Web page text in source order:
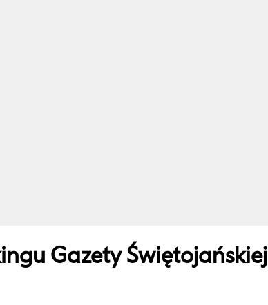
Gazety Świętojańskiej